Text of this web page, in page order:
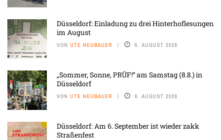
Düsseldorf: Einladung zu drei Hinterhoflesungen
im August
VON UTE NEUBAUER 6. AUGUST 2026
„Sommer, Sonne, PRÜF!“ am Samstag (8.8.) in
Düsseldorf
VON UTE NEUBAUER 6. AUGUST 2026
Düsseldorf: Am 6. September ist wieder zakk
Straßenfest